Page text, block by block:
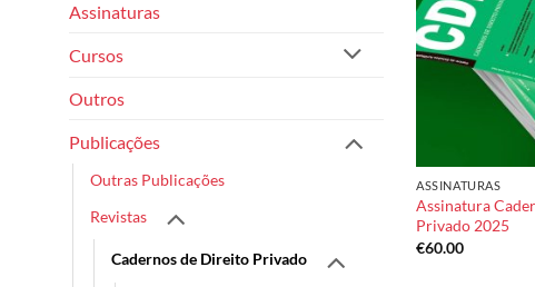
Assinaturas
Cursos
Outros
Publicações
Outras Publicações
Revistas
Cadernos de Direito Privado
ASSINATURAS
Assinatura
Privado 2025
€60.00